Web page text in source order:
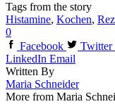
Tags from the story
Histamine, Kochen,
0
Facebook
Twitter
LinkedIn Email
Written By
Maria Schneider
More from Maria